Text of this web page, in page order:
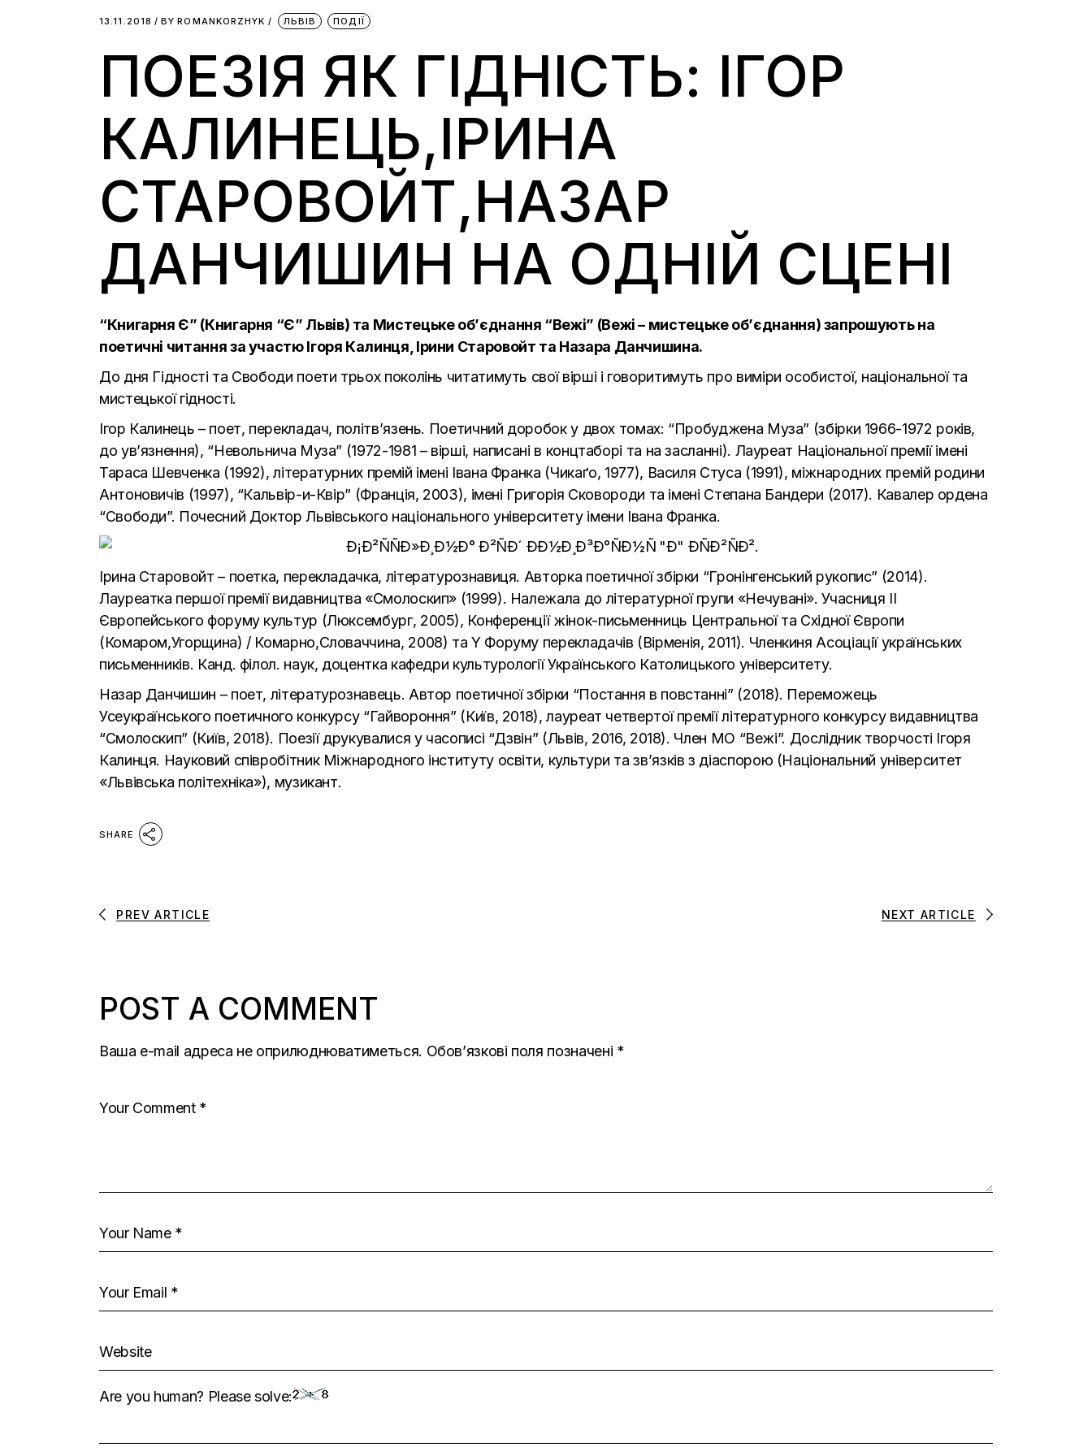
13.11.2018 BY ROMANKORZHYK ЛЬВІВ ПОДІЇ
ПОЕЗІЯ ЯК ГІДНІСТЬ: ІГОР
КАЛИНЕЦЬ,ІРИНА
СТАРОВОЙТ,НАЗАР
ДАНЧИШИН НА ОДНІЙ СЦЕНІ
“Книгарня Є” (Книгарня “Є” Львів) та Мистецьке об’єднання “Вежі” (Вежі – мистецьке об’єднання) запрошують на
поетичні читання за участю Ігоря Калинця, Ірини Старовойт та Назара Данчишина.
До дня Гідності та Свободи поети трьох поколінь читатимуть свої вірші і говоритимуть про виміри особистої, національної та
мистецької гідності.
Ігор Калинець – поет, перекладач, політв’язень. Поетичний доробок у двох томах: “Пробуджена Муза” (збірки 1966-1972 років,
до ув’язнення), “Невольнича Муза” (1972-1981 – вірші, написані в концтаборі та на засланні). Лауреат Національної премії імені
Тараса Шевченка (1992), літературних премій імені Івана Франка (Чикаґо, 1977), Василя Стуса (1991), міжнародних премій родини
Антоновичів (1997), “Кальвір-и-Квір” (Франція, 2003), імені Григорія Сковороди та імені Степана Бандери (2017). Кавалер ордена
“Свободи”. Почесний Доктор Львівського національного університету імени Івана Франка.
Ірина Старовойт – поетка, перекладачка, літературознавиця. Авторка поетичної збірки “Гронінгенський рукопис” (2014).
Лауреатка першої премії видавництва «Смолоскип» (1999). Належала до літературної групи «Нечувані». Учасниця ІІ
Європейського форуму культур (Люксембург, 2005), Конференції жінок-письменниць Центральної та Східної Європи
(Комаром,Угорщина) / Комарно,Словаччина, 2008) та Y Форуму перекладачів (Вірменія, 2011). Членкиня Асоціації українських
письменників. Канд. філол. наук, доцентка кафедри культурології Українського Католицького університету.
Назар Данчишин – поет, літературознавець. Автор поетичної збірки “Постання в повстанні” (2018). Переможець
Усеукраїнського поетичного конкурсу “Гайвороння” (Київ, 2018), лауреат четвертої премії літературного конкурсу видавництва
“Смолоскип” (Київ, 2018). Поезії друкувалися у часописі “Дзвін” (Львів, 2016, 2018). Член МО “Вежі”. Дослідник творчості Ігоря
Калинця. Науковий співробітник Міжнародного інституту освіти, культури та зв’язків з діаспорою (Національний університет
«Львівська політехніка»), музикант.
SHARE
PREV ARTICLE NEXT ARTICLE
POST A COMMENT
Ваша e-mail адреса не оприлюднюватиметься. Обов’язкові поля позначені *
Are you human? Please solve: